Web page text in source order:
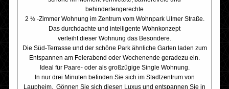
behindertengerechte
2 ½ -Zimmer Wohnung im Zentrum vom Wohnpark Ulmer Straße.
Das durchdachte und intelligente Wohnkonzept
verleiht dieser Wohnung das Besondere.
Die Süd-Terrasse und der schöne Park ähnliche Garten laden zum
Entspannen am Feierabend oder Wochenende geradezu ein.
Ideal für Paare- oder als großzügige Single Wohnung.
In nur drei Minuten befinden Sie sich im Stadtzentrum von
Laupheim. Gönnen Sie sich diesen Luxus und entspannen Sie in